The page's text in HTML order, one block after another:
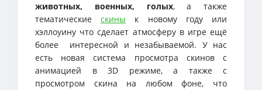
животных, военных, голых, а также
тематическиескины к новому году или
хэллоуину что сделает атмосферу в игре ещё
более интересной и незабываемой. У нас
есть новая система просмотра скинов с
анимацией в 3D режиме, а также с
просмотром скина на любом фоне, что